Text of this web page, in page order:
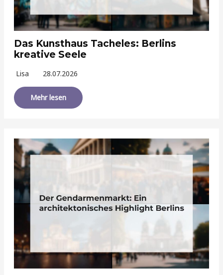
Das Kunsthaus Tacheles: Berlins
kreative Seele
Lisa 28.07.2026
Mehr lesen